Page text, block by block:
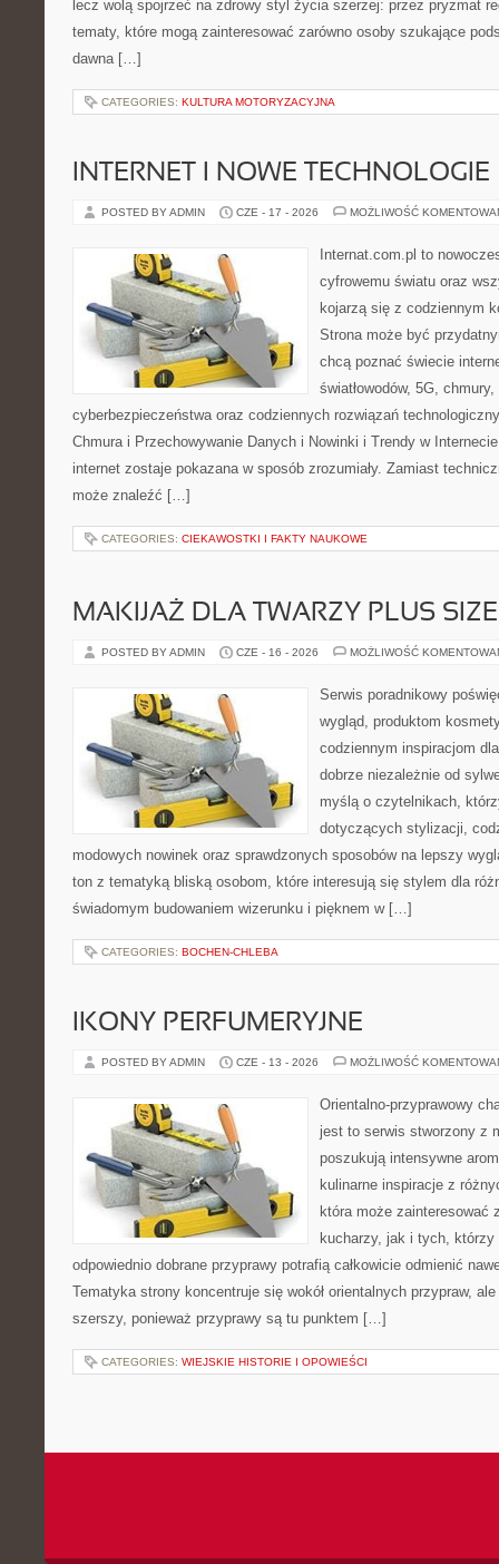
lecz wolą spojrzeć na zdrowy styl życia szerzej: przez pryzmat
tematy, które mogą zainteresować zarówno osoby szukające
dawna […]
CATEGORIES: KULTURA MOTORYZACYJNA
INTERNET I NOWE TECHNOLOGIE
POSTED BY ADMIN CZE - 17 - 2026 MOŻLIWOŚĆ
Internat.com.pl to
cyfrowemu światu oraz
kojarzą się z codziennym
Strona może być
chcą poznać świecie
światłowodów, 5G,
cyberbezpieczeństwa oraz codziennych rozwiązań
Chmura i Przechowywanie Danych i Nowinki i Trendy w
internet zostaje pokazana w sposób zrozumiały. Zamiast
może znaleźć […]
CATEGORIES: CIEKAWOSTKI I FAKTY NAUKOWE
MAKIJAŻ DLA TWARZY PLUS SIZE
POSTED BY ADMIN CZE - 16 - 2026 MOŻLIWOŚĆ
Serwis poradnikowy
wygląd, produktom
codziennym inspiracjom
dobrze niezależnie od
myślą o czytelnikach,
dotyczących stylizacji,
modowych nowinek oraz sprawdzonych sposobów na lepszy
ton z tematyką bliską osobom, które interesują się stylem dla
świadomym budowaniem wizerunku i pięknem w […]
CATEGORIES: BOCHEN-CHLEBA
IKONY PERFUMERYJNE
POSTED BY ADMIN CZE - 13 - 2026 MOŻLIWOŚĆ
Orientalno-przyprawowy
jest to serwis stworzony z
poszukują intensywne
kulinarne inspiracje z
która może zainteresować
kucharzy, jak i tych, którzy
odpowiednio dobrane przyprawy potrafią całkowicie odmienić
Tematyka strony koncentruje się wokół orientalnych przypraw,
szerszy, ponieważ przyprawy są tu punktem […]
CATEGORIES: WIEJSKIE HISTORIE I OPOWIEŚCI